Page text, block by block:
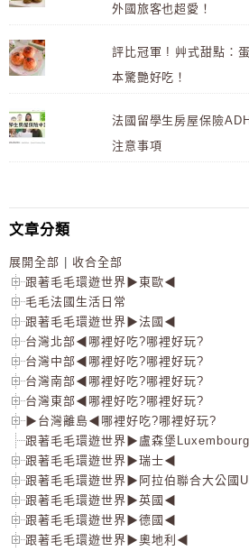
外國旅客也超愛！
評比冠軍 ! 艸式甜點：
本驚艷好吃！
法國留學生房屋保險
注意事項
文章分類
展開全部 | 收合全部
跟著毛毛環遊世界▶東歐◀
毛毛法國生活日常
跟著毛毛環遊世界▶法國◀
台灣北部◀哪裡好吃?哪裡好玩?
台灣中部◀哪裡好吃?哪裡好玩?
台灣南部◀哪裡好吃?哪裡好玩?
台灣東部◀哪裡好吃?哪裡好玩?
▶台灣離島◀哪裡好吃?哪裡好玩?
跟著毛毛環遊世界▶盧森堡
跟著毛毛環遊世界▶瑞士◀
跟著毛毛環遊世界▶阿拉伯聯合大公國
跟著毛毛環遊世界▶英國◀
跟著毛毛環遊世界▶德國◀
跟著毛毛環遊世界▶奧地利◀